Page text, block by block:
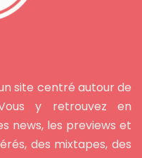
site centré autour de
y retrouvez en
news, les previews et
des mixtapes, des